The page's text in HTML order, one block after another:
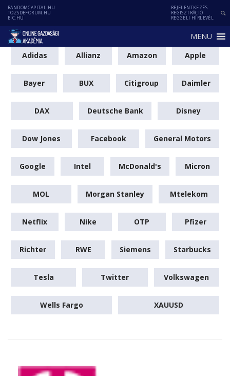
RANDOMCAPITAL.HU
TOZSDEFORUM.HU
BIC.HU
BEJELENTKEZÉS
REGISZTRÁCIÓ
REGGELI HÍRLEVÉL
MENU
Adidas
Allianz Amazon Apple
Bayer BUX Citigroup Daimler
DAX Deutsche Bank Disney
Dow Jones Facebook General Motors
Google Intel McDonald's Micron
MOL Morgan Stanley Mtelekom
Netflix Nike OTP Pfizer
Richter RWE Siemens Starbucks
Tesla Twitter Volkswagen
Wells Fargo XAUUSD